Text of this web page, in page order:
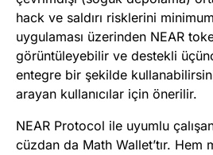
hack ve saldırı risklerini
uygulaması üzerinden NEAR
görüntüleyebilir ve destekli
entegre bir şekilde
arayan kullanıcılar için önerilir.
NEAR Protocol ile uyumlu
cüzdan da Math Wallet’tır. Hem